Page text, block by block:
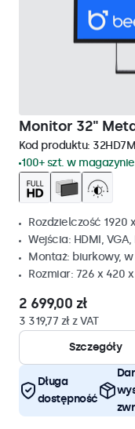
Monitor 32"
Kod produktu: 32HD7M
100+ szt. w magazynie
Rozdzielczość 1920
Wejścia: HDMI, VGA,
Montaż: biurkowy,
Rozmiar: 726 x 420
2 699,00 zł
3 319,77 zł z VAT
Szczegóły
Długa
dostępność